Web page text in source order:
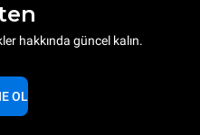
hakkında güncel kalın.
OL